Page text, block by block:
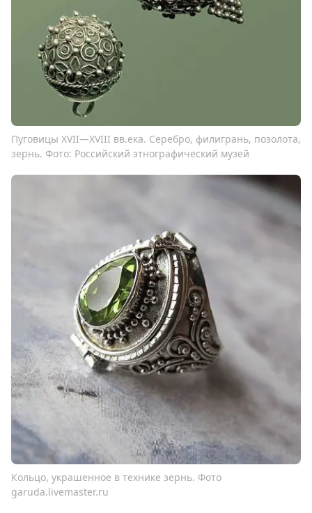
Пуговицы XVII—XVIII вв.ека. Серебро, филигрань, позолота,
зернь. Фото: Российский этнографический музей
Кольцо, украшенное в технике зернь. Фото
garuda.livemaster.ru